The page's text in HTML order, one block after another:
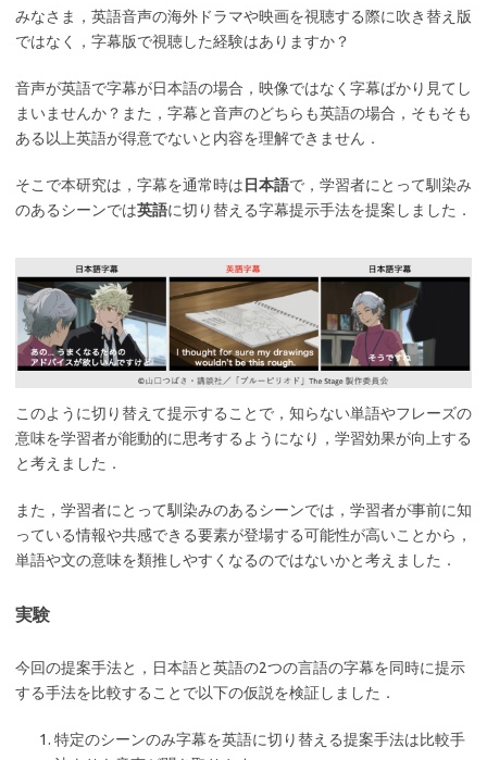
みなさま，英語音声の海外ドラマや映画を視聴する際に吹き替え版
ではなく，字幕版で視聴した経験はありますか？
音声が英語で字幕が日本語の場合，映像ではなく字幕ばかり見てし
まいませんか？また，字幕と音声のどちらも英語の場合，そもそも
ある以上英語が得意でないと内容を理解できません．
そこで本研究は，字幕を通常時は 日本語で，学習者にとって馴染み
のあるシーンでは英語に切り替える字幕提示手法を提案しました．
このように切り替えて提示することで，知らない単語やフレーズの
意味を学習者が能動的に思考するようになり，学習効果が向上する
と考えました．
また，学習者にとって馴染みのあるシーンでは，学習者が事前に知
っている情報や共感できる要素が登場する可能性が高いことから，
単語や文の意味を類推しやすくなるのではないかと考えました．
実験
今回の提案手法と，日本語と英語の2つの言語の字幕を同時に提示
する手法を比較することで以下の仮説を検証しました．
特定のシーンのみ字幕を英語に切り替える提案手法は比較手